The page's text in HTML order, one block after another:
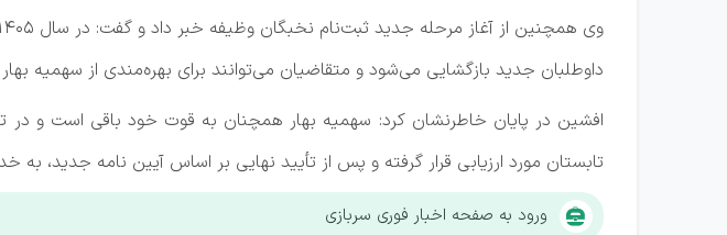
داوطلبان جدید بازگشایی می‌شود و متقاضیان می‌توانند برای بهره‌مندی از سهمیه بهار
تابستان مورد ارزیابی قرار گرفته و پس از تأیید نهایی بر اساس آیین نامه جدید،
ورود به صفحه اخبار فوری سربازی